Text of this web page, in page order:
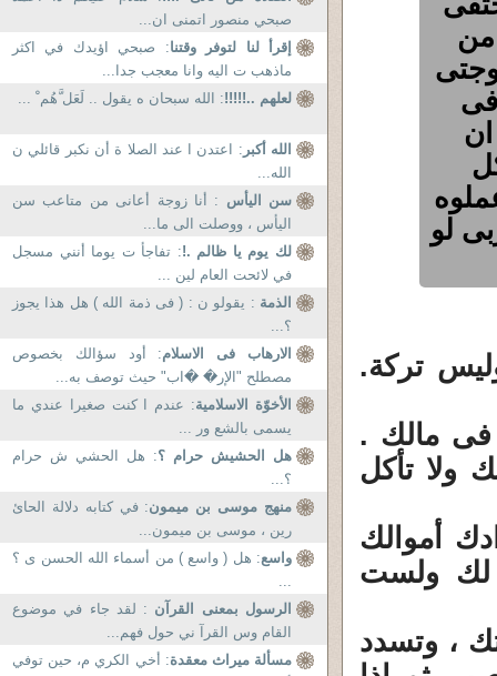
من
فى
لو
تركة.
فى مالك .
ولا تأكل
أموالك
ولست
، وتسدد
صبحي منصور اتمنى ان...
إقرأ لنا لتوفر وقتنا: صبحي اؤيدك في اكثر
ماذهب ت اليه وانا معجب جدا...
لعلهم ..!!!!!: الله سبحان ه يقول .. لَعَل َّهُم ْ ...
الله أكبر : اعتدن ا عند الصلا ة أن نكبر قائلي ن
الله...
سن اليأس : أنا زوجة أعانى من متاعب سن
اليأس ، ووصلت الى ما...
لك يوم يا ظالم .!: تفاجأ ت يوما أنني مسجل
في لائحت العام لين ...
الذمة : يقولو ن : ( فى ذمة الله ) هل هذا يجوز
؟...
الارهاب فى الاسلام: أود سؤالك بخصوص
مصطلح "الإر� �اب" حيث توصف به...
الأخوّة الاسلامية: عندم ا كنت صغيرا عندي ما
يسمى بالشع ور ...
هل الحشيش حرام ؟: هل الحشي ش حرام
؟...
منهج موسى بن ميمون: في كتابه دلالة الحائ
رين ، موسى بن ميمون...
واسع: هل ( واسع ) من أسماء الله الحسن ى ؟
...
الرسول بمعنى القرآن : لقد جاء في موضوع
القام وس القرآ ني حول فهم...
مسألة ميراث معقدة: أخي الكري م، حين توفي